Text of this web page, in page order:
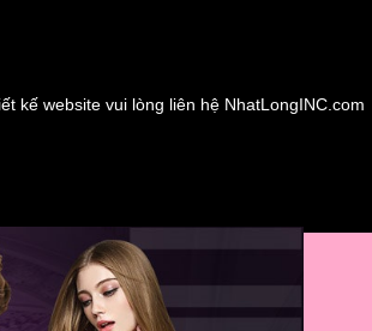
kế website vui lòng liên hệ NhatLongINC.com